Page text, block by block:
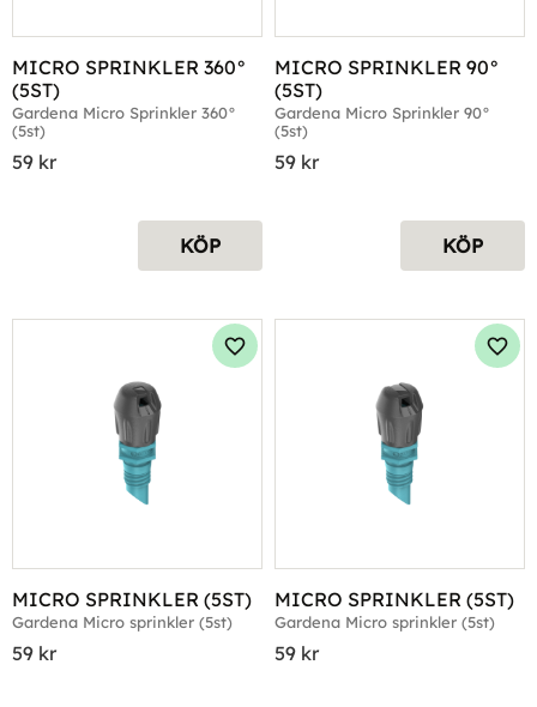
MICRO SPRINKLER 360°
(5ST)
Gardena Micro Sprinkler 360°
(5st)
59 kr
KÖP
MICRO SPRINKLER 90°
(5ST)
Gardena Micro Sprinkler 90°
(5st)
59 kr
KÖP
MICRO SPRINKLER (5ST)
Gardena Micro sprinkler (5st)
59 kr
Lägg till i favoriter
MICRO SPRINKLER (5ST)
Gardena Micro sprinkler (5st)
59 kr